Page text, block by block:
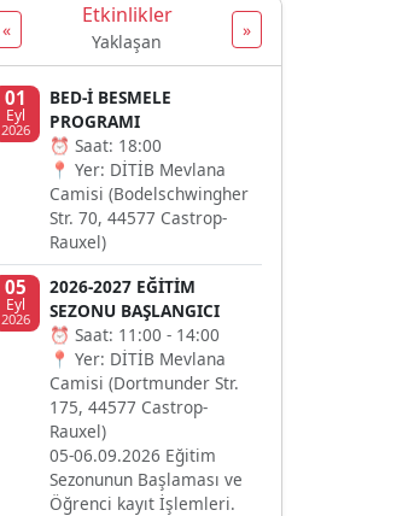
«
Etkinlikler
Yaklaşan
»
01
Eyl
2026
BED-İ BESMELE
PROGRAMI
⏰ Saat: 18:00
📍 Yer: DİTİB Mevlana
Camisi (Bodelschwingher
Str. 70, 44577 Castrop-
Rauxel)
05
Eyl
2026
2026-2027 EĞİTİM
SEZONU BAŞLANGICI
⏰ Saat: 11:00 - 14:00
📍 Yer: DİTİB Mevlana
Camisi (Dortmunder Str.
175, 44577 Castrop-
Rauxel)
05-06.09.2026 Eğitim
Sezonunun Başlaması ve
Öğrenci kayıt İşlemleri.